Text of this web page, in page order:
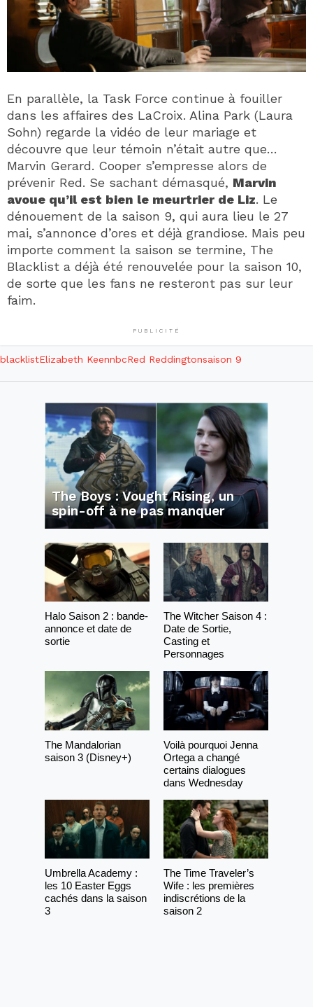
En parallèle, la Task Force continue à fouiller
dans les affaires des LaCroix. Alina Park (Laura
Sohn) regarde la vidéo de leur mariage et
découvre que leur témoin n’était autre que…
Marvin Gerard. Cooper s’empresse alors de
prévenir Red. Se sachant démasqué, Marvin
avoue qu’il est bien le meurtrier de Liz. Le
dénouement de la saison 9, qui aura lieu le 27
mai, s’annonce d’ores et déjà grandiose. Mais peu
importe comment la saison se termine, The
Blacklist a déjà été renouvelée pour la saison 10,
de sorte que les fans ne resteront pas sur leur
faim.
PUBLICITÉ
blacklistElizabeth KeennbcRed Reddingtonsaison 9
The Boys : Vought Rising, un
spin-off à ne pas manquer
Halo Saison 2 : bande-
annonce et date de
sortie
The Witcher Saison 4 :
Date de Sortie,
Casting et
Personnages
The Mandalorian
saison 3 (Disney+)
Voilà pourquoi Jenna
Ortega a changé
certains dialogues
dans Wednesday
Umbrella Academy :
les 10 Easter Eggs
cachés dans la saison
3
The Time Traveler’s
Wife : les premières
indiscrétions de la
saison 2